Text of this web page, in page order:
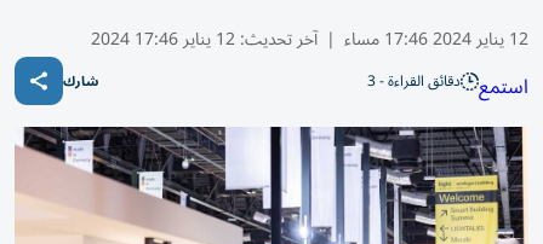
12 يناير 2024 17:46 مساء | آخر تحديث:12 يناير 17:46 2024
استمع دقائق القراءة - 3 شارك